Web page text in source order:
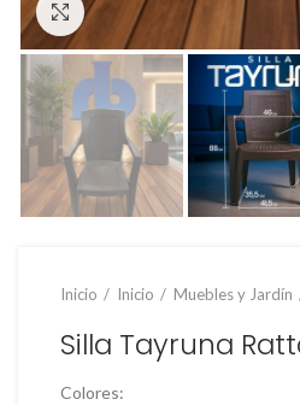
Clic para ampliar
Inicio Inicio Muebles y Jardín
Silla Tayruna
Colores: